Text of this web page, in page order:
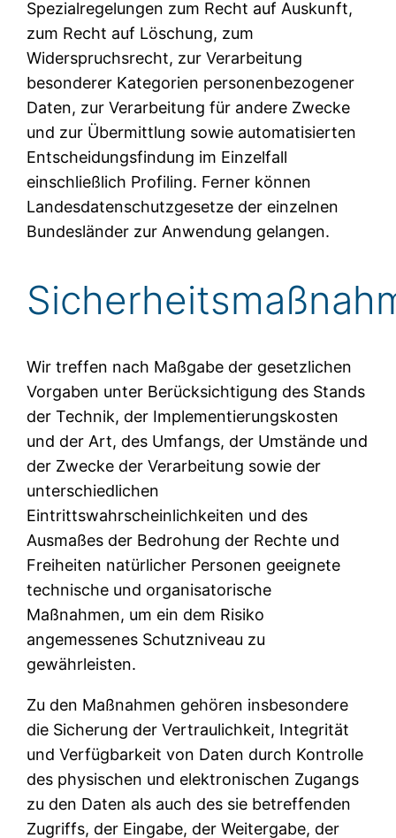
Spezialregelungen zum Recht auf Auskunft,
zum Recht auf Löschung, zum
Widerspruchsrecht, zur Verarbeitung
besonderer Kategorien personenbezogener
Daten, zur Verarbeitung für andere Zwecke
und zur Übermittlung sowie automatisierten
Entscheidungsfindung im Einzelfall
einschließlich Profiling. Ferner können
Landesdatenschutzgesetze der einzelnen
Bundesländer zur Anwendung gelangen.
Wir treffen nach Maßgabe der gesetzlichen
Vorgaben unter Berücksichtigung des Stands
der Technik, der Implementierungskosten
und der Art, des Umfangs, der Umstände und
der Zwecke der Verarbeitung sowie der
unterschiedlichen
Eintrittswahrscheinlichkeiten und des
Ausmaßes der Bedrohung der Rechte und
Freiheiten natürlicher Personen geeignete
technische und organisatorische
Maßnahmen, um ein dem Risiko
angemessenes Schutzniveau zu
gewährleisten.
Zu den Maßnahmen gehören insbesondere
die Sicherung der Vertraulichkeit, Integrität
und Verfügbarkeit von Daten durch Kontrolle
des physischen und elektronischen Zugangs
zu den Daten als auch des sie betreffenden
Zugriffs, der Eingabe, der Weitergabe, der